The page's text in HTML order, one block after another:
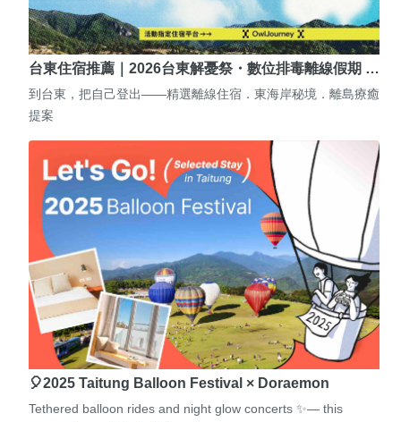
台東住宿推薦｜2026台東解憂祭・數位排毒離線假期 …
到台東，把自己登出——精選離線住宿．東海岸秘境．離島療癒
提案
🎈2025 Taitung Balloon Festival × Doraemon
Tethered balloon rides and night glow concerts ✨— this